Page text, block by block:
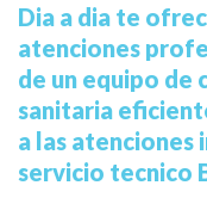
Dia a dia te
atenciones
de un equipo de
sanitaria
a las atenciones
servicio tecnico